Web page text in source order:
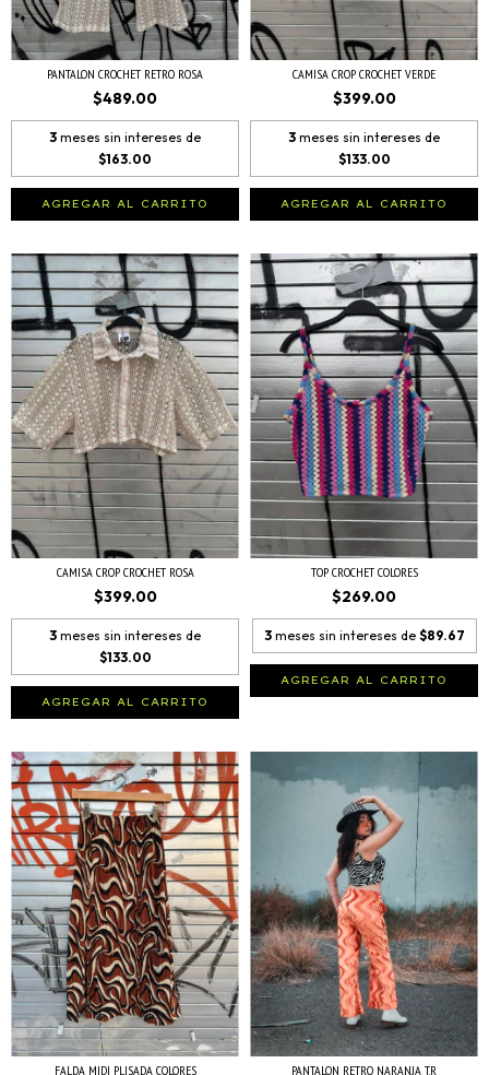
PANTALON CROCHET RETRO ROSA
$489.00
3 meses sin intereses de
$163.00
AGREGAR AL CARRITO
CAMISA CROP CROCHET VERDE
$399.00
3 meses sin intereses de
$133.00
AGREGAR AL CARRITO
CAMISA CROP CROCHET ROSA
$399.00
3 meses sin intereses de
$133.00
AGREGAR AL CARRITO
TOP CROCHET COLORES
$269.00
3 meses sin intereses de $89.67
AGREGAR AL CARRITO
FALDA MIDI PLISADA COLORES PANTALON RETRO NARANJA T.R